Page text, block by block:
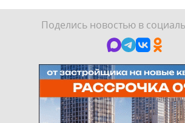
Поделись новостью в